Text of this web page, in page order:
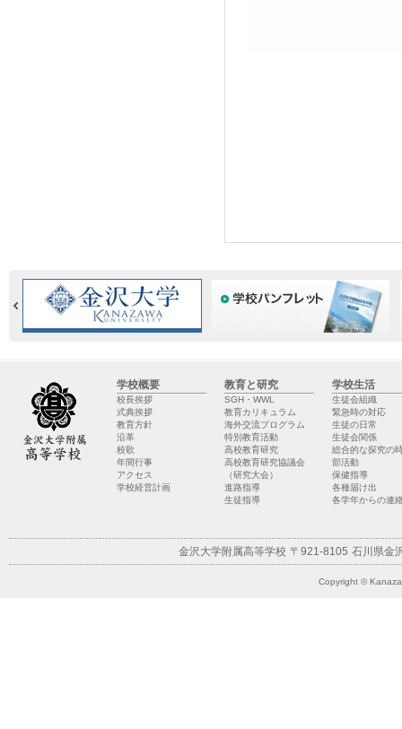
学校概要
校長挨拶
式典挨拶
教育方針
沿革
校歌
年間行事
アクセス
学校経営計画
教育と研究
SGH・WWL
教育カリキュラム
海外交流プログラム
特別教育活動
高校教育研究
高校教育研究協議会
（研究大会）
進路指導
生徒指導
学校生活
生徒会組織
緊急時の対応
生徒の日常
生徒会関係
総合的な探究の
部活動
保健指導
各種届け出
各学年からの連
金沢大学附属高等学校 〒921-8105 石川県金
Copyright ©